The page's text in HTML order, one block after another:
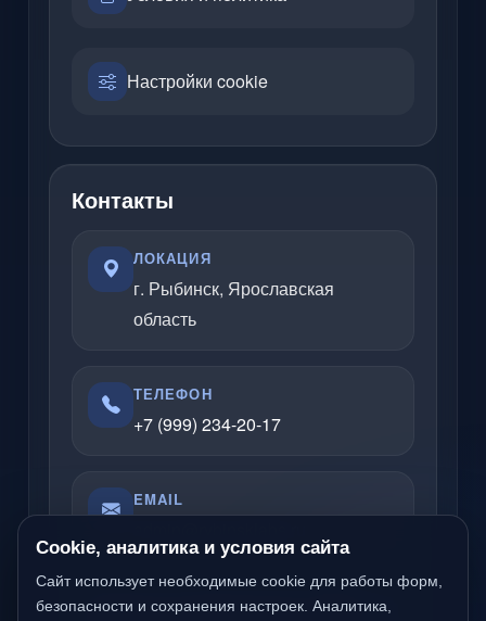
Настройки cookie
Контакты
ЛОКАЦИЯ
г. Рыбинск, Ярославская
область
ТЕЛЕФОН
+7 (999) 234-20-17
EMAIL
Отвечаю по вопросам услуг, сайтов,
Cookie, аналитика и условия сайта
Сайт использует необходимые cookie для работы форм,
безопасности и сохранения настроек. Аналитика,